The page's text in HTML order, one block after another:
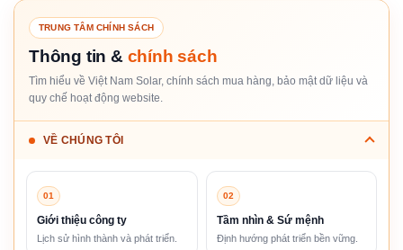
TRUNG TÂM CHÍNH SÁCH
Thông tin & chính sách
Tìm hiểu về Việt Nam Solar, chính sách mua hàng, bảo mật dữ liệu và
quy chế hoạt động website.
VỀ CHÚNG TÔI
01
Giới thiệu công ty
Lịch sử hình thành và phát triển.
02
Tầm nhìn & Sứ mệnh
Định hướng phát triển bền vững.